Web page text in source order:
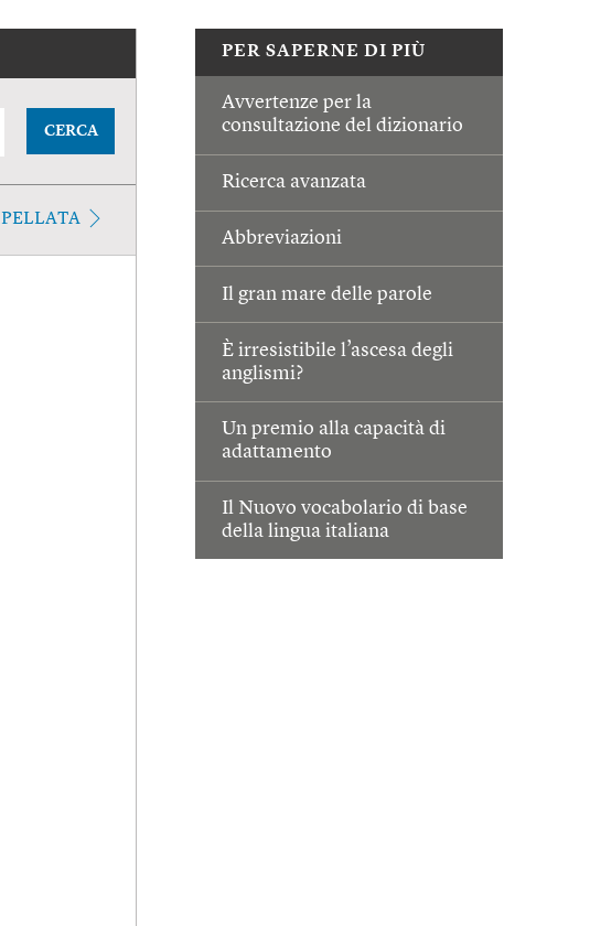
PER SAPERNE DI PIÙ
Avvertenze per la
consultazione del dizionario
Ricerca avanzata
Abbreviazioni
Il gran mare delle parole
È irresistibile l’ascesa degli
anglismi?
Un premio alla capacità di
adattamento
Il Nuovo vocabolario di base
della lingua italiana
CERCA